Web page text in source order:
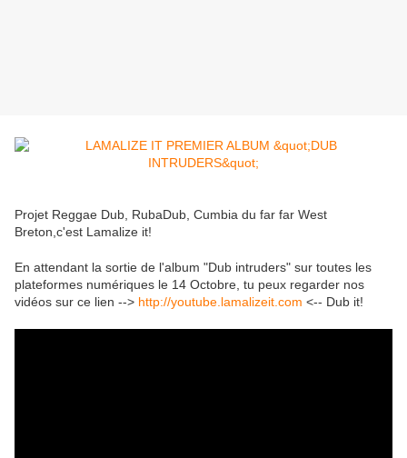
Projet Reggae Dub, RubaDub, Cumbia du far far West
Breton,c'est Lamalize it!
En attendant la sortie de l'album "Dub intruders" sur toutes les
plateformes numériques le 14 Octobre, tu peux regarder nos
vidéos sur ce lien --> http://youtube.lamalizeit.com <-- Dub it!